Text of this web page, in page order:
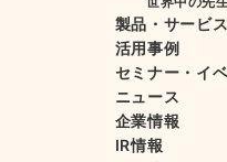
製品・サービス
活用事例
セミナー・イ
ニュース
企業情報
IR情報